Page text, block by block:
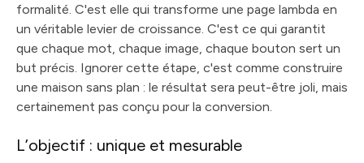
formalité. C'est elle qui transforme une page lambda en
un véritable levier de croissance. C'est ce qui garantit
que chaque mot, chaque image, chaque bouton sert un
but précis. Ignorer cette étape, c'est comme construire
une maison sans plan : le résultat sera peut-être joli, mais
certainement pas conçu pour la conversion.
L’objectif : unique et mesurable